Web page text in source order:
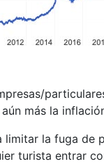
más la
la fuga
turista entrar